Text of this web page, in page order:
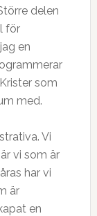
delen
för
en
som
med.
Vi
vi som är
har vi
är
en